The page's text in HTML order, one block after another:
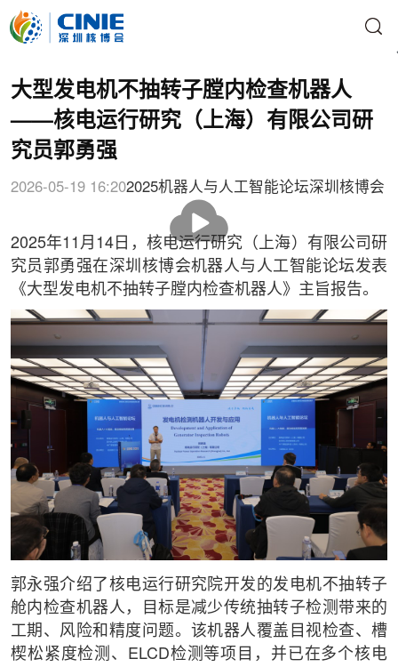
大型发电机不抽转子膛内检查机器人
——核电运行研究（上海）有限公司研
究员郭勇强
2026-05-19 16:202025机器人与人工智能论坛深圳核博会
放
2025年11月14日，核电运行研究（上海）有限公司研
究员郭勇强在深圳核博会机器人与人工智能论坛发表
《大型发电机不抽转子膛内检查机器人》主旨报告。
郭永强介绍了核电运行研究院开发的发电机不抽转子
舱内检查机器人，目标是减少传统抽转子检测带来的
工期、风险和精度问题。该机器人覆盖目视检查、槽
楔松紧度检测、ELCD检测等项目，并已在多个核电